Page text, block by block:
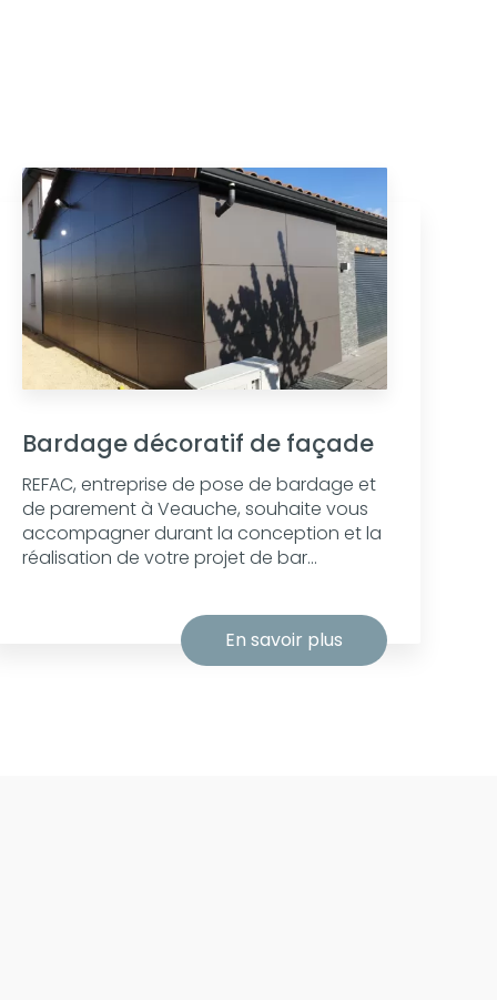
Bardage décoratif de façade
REFAC, entreprise de pose de bardage et
de parement à Veauche, souhaite vous
accompagner durant la conception et la
réalisation de votre projet de bar...
En savoir plus